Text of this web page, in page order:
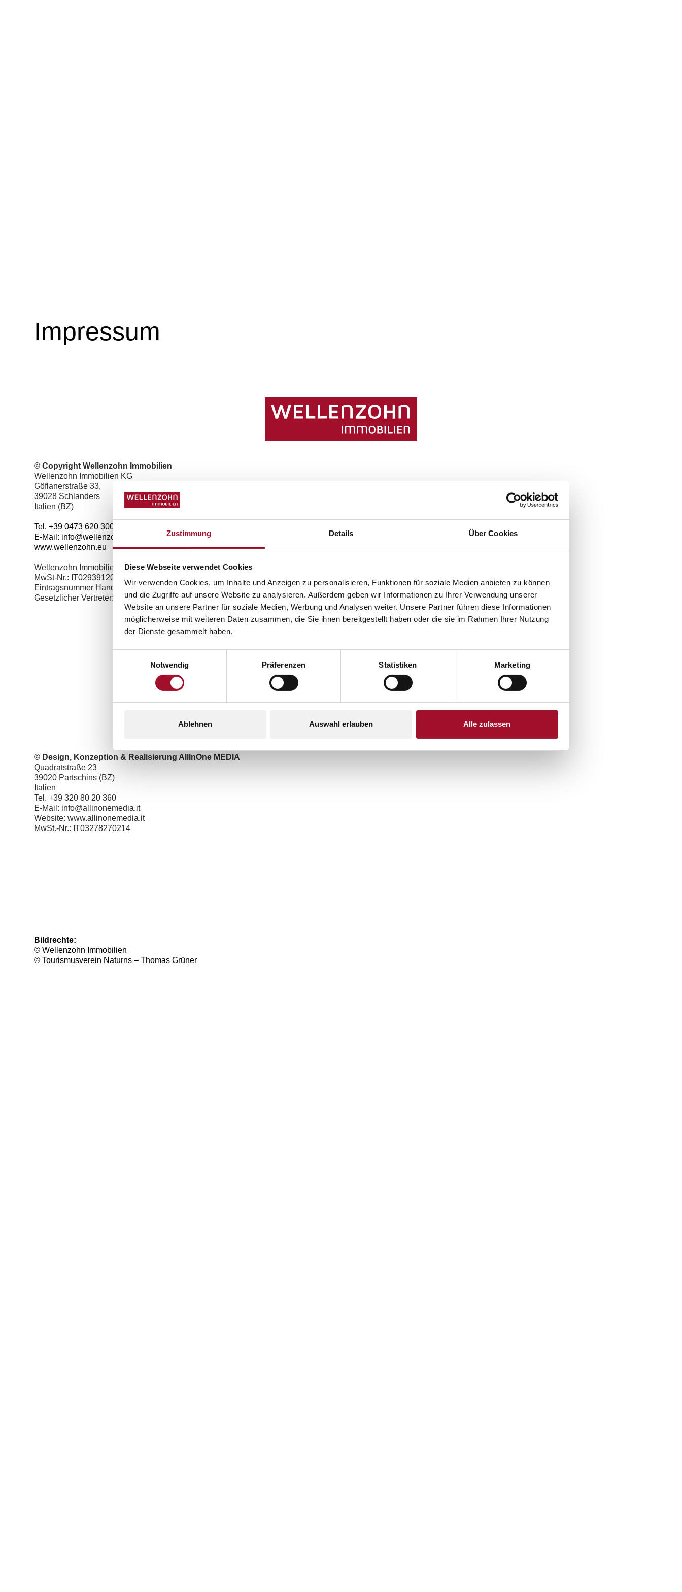
Zustimmung Details Über Cookies
Diese Webseite verwendet Cookies
Wir verwenden Cookies, um Inhalte und Anzeigen zu personalisieren, Funktionen für soziale Medien anbieten zu können
und die Zugriffe auf unsere Website zu analysieren. Außerdem geben wir Informationen zu Ihrer Verwendung unserer
Website an unsere Partner für soziale Medien, Werbung und Analysen weiter. Unsere Partner führen diese Informationen
möglicherweise mit weiteren Daten zusammen, die Sie ihnen bereitgestellt haben oder die sie im Rahmen Ihrer Nutzung
der Dienste gesammelt haben.
Notwendig
Präferenzen Statistiken Marketing
Ablehnen Auswahl erlauben Alle zulassen
Impressum
© Copyright Wellenzohn Immobilien
Wellenzohn Immobilien KG
Göflanerstraße 33,
39028 Schlanders
Italien (BZ)
Tel.+39 0473 620 300
E-Mail: info@wellenzohn.eu
www.wellenzohn.eu
Wellenzohn Immobilien des Wellenzohn Bernhard & Co. KG
MwSt-Nr.: IT02939120214
Eintragsnummer Handelskammer Bozen: 02939120214
Gesetzlicher Vertreter: Bernhard Wellenzohn
© Design, Konzeption & Realisierung AllInOne MEDIA
Quadratstraße 23
39020 Partschins (BZ)
Italien
Tel.+39 320 80 20 360
E-Mail: info@allinonemedia.it
Website:www.allinonemedia.it
MwSt.-Nr.: IT03278270214
Bildrechte:
© Wellenzohn Immobilien
© Tourismusverein Naturns – Thomas Grüner